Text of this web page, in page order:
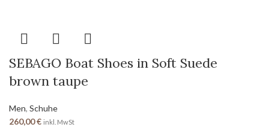
SEBAGO Boat Shoes in Soft Suede
brown taupe
Men, Schuhe
260,00€ inkl. MwSt